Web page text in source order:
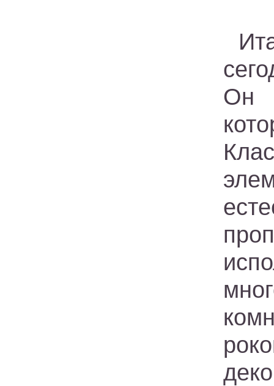
Он